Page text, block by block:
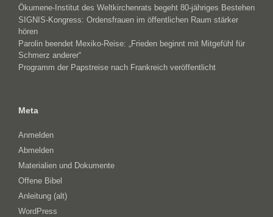
Ökumene-Institut des Weltkirchenrats begeht 80-jähriges Bestehen
SIGNIS-Kongress: Ordensfrauen im öffentlichen Raum stärker
hören
Parolin beendet Mexiko-Reise: „Frieden beginnt mit Mitgefühl für
Schmerz anderer“
Programm der Papstreise nach Frankreich veröffentlicht
Meta
Anmelden
Abmelden
Materialien und Dokumente
Offene Bibel
Anleitung (alt)
WordPress